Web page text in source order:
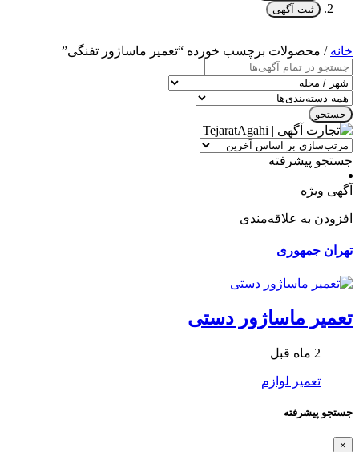
ثبت آگهی
خانه / محصولات برچسب خورده “تعمیر ماساژور تفنگی”
جستجو
جستجو پیشرفته
آگهی ویژه
افزودن به علاقه‌مندی
تهران جمهوری
تعمیر ماساژور دستی
2 ماه قبل
تعمیر لوازم
جستجو پیشرفته
×